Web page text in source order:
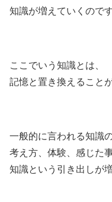
知識が増えていくのです
ここでいう知識とは、
記憶と置き換えること
一般的に言われる知識の
考え方、体験、感じた
知識という引き出しが